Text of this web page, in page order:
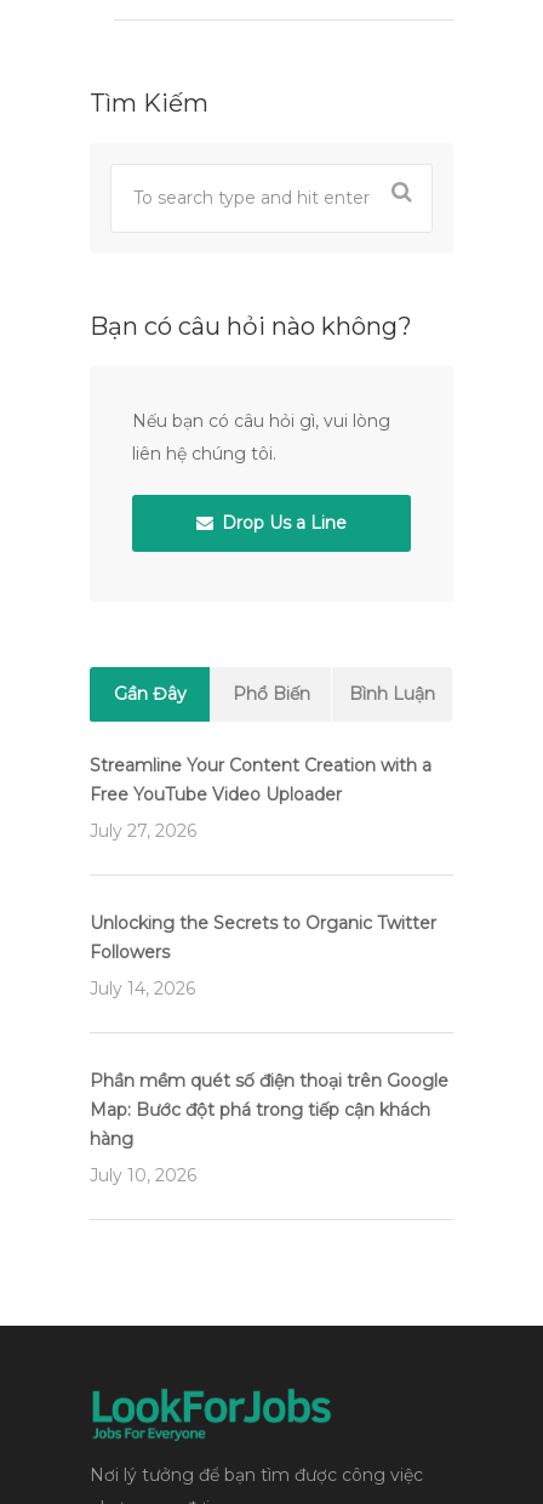
Tìm Kiếm
Bạn có câu hỏi nào không?
Nếu bạn có câu hỏi gì, vui lòng
liên hệ chúng tôi.
Drop Us a Line
Gần Đây Phổ Biến Bình Luận
Streamline Your Content Creation with a
Free YouTube Video Uploader
July 27, 2026
Unlocking the Secrets to Organic Twitter
Followers
July 14, 2026
Phần mềm quét số điện thoại trên Google
Map: Bước đột phá trong tiếp cận khách
hàng
July 10, 2026
Nơi lý tưởng để bạn tìm được công việc